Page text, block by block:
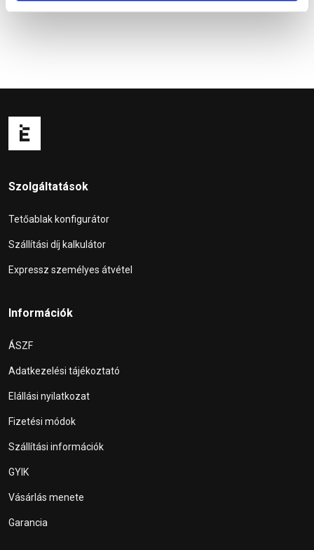
Szolgáltatások
Tetőablak konfigurátor
Szállítási díj kalkulátor
Expressz személyes átvétel
Információk
ÁSZF
Adatkezelési tájékoztató
Elállási nyilatkozat
Fizetési módok
Szállítási információk
GYIK
Vásárlás menete
Garancia